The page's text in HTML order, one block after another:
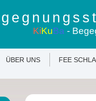
KiKuBa -
ÜBER UNS FEE